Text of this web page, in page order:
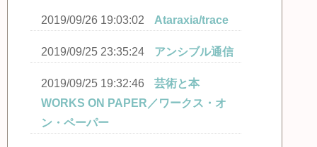
2019/09/26 19:03:02 Ataraxia/trace
2019/09/25 23:35:24 アンシブル通信
2019/09/25 19:32:46
芸術と本
WORKS ON PAPER／ワークス・オ
ン・ペーパー